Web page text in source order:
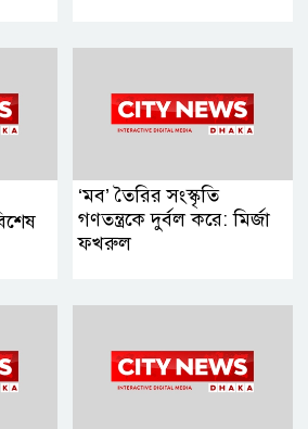
‘মব’ তৈরির সংস্কৃতি
গণতন্ত্রকে দুর্বল করে: মির্জা
ফখরুল